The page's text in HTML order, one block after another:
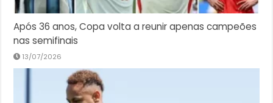
Após 36 anos, Copa volta a reunir apenas campeões
nas semifinais
13/07/2026